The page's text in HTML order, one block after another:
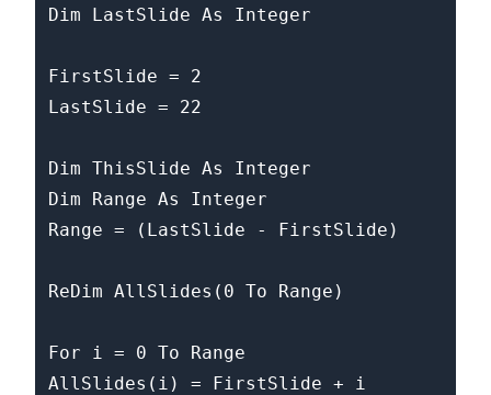
Dim LastSlide As Integer
FirstSlide = 2
LastSlide = 22
Dim ThisSlide As Integer
Dim Range As Integer
Range = (LastSlide - FirstSlide)
ReDim AllSlides(0 To Range)
For i = 0 To Range
AllSlides(i) = FirstSlide + i